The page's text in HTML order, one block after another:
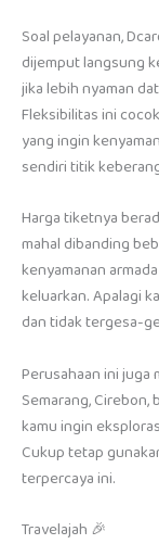
Soal pelayanan,
dijemput langsung
jika lebih nyaman
Fleksibilitas ini
yang ingin
sendiri titik
Harga tiketnya
mahal dibanding
kenyamanan
keluarkan. Apalagi
dan tidak tergesa-
Perusahaan ini
Semarang, Cirebon,
kamu ingin
Cukup tetap
terpercaya ini.
Travelajah 🎉